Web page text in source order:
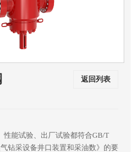
返回列表
性能试验 、出厂试验都符合GB/T
钻采设备井口装置和采油数》的要